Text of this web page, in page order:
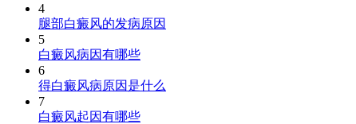
4
腿部白癜风的发病原因
5
白癜风病因有哪些
6
得白癜风病原因是什么
7
白癜风起因有哪些